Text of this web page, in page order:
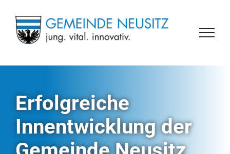
Inhalt
springen
Erfolgreiche
Innentwicklung der